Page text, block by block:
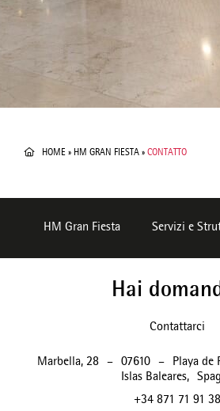
HOME » HM GRAN FIESTA » CONTATTO
HM Gran Fiesta Servizi e
Hai
Contattarci
Marbella, 28 – 07610 – Playa de
Islas Baleares,
+34 871 71 91 38